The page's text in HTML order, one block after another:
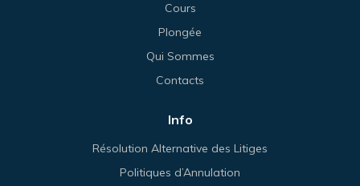
Cours
Plongée
Qui Sommes
Contacts
Info
Résolution Alternative des Litiges
Politiques d’Annulation